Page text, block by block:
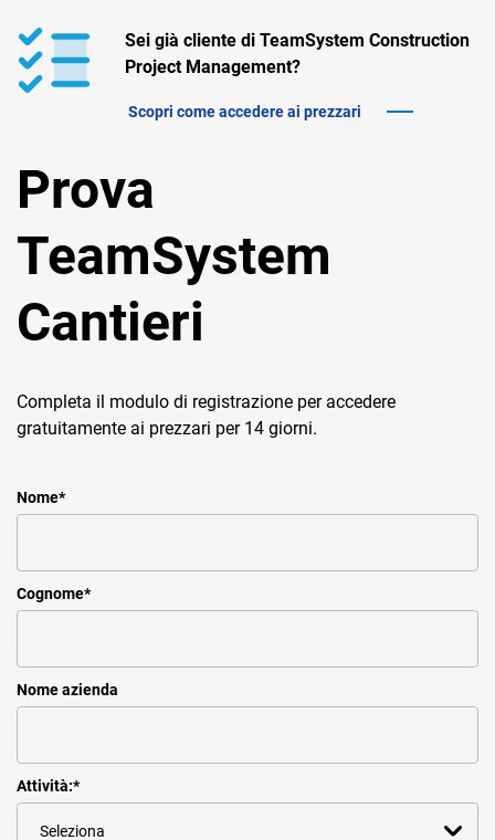
TeamSystem StoreSei già cliente di TeamSystem Construction
Project Management?
Scopri come accedere ai prezzari
Prova
TeamSystem
Cantieri
Completa il modulo di registrazione per accedere
gratuitamente ai prezzari per 14 giorni.
Nome*
Cognome*
Nome azienda
Attività:*